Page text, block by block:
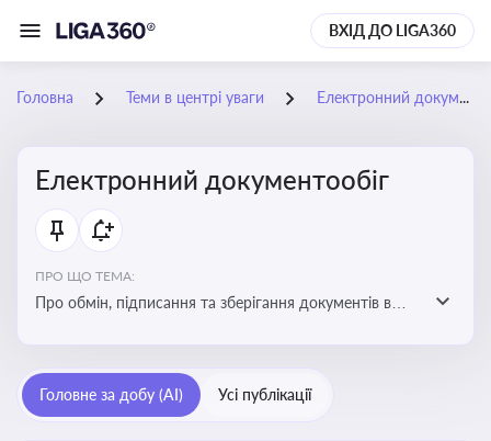
ВХІД ДО LIGA360
Головна Теми в центрі уваги Електронний документообіг
Електронний документообіг
ПРО ЩО ТЕМА:
Про обмін, підписання та зберігання документів в
Головне за добу (AI) Усі публікації